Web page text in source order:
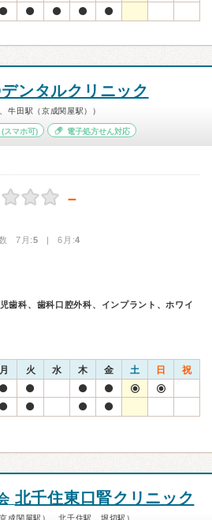
ンタルクリニック
牛田駅（京成関屋駅））
スマホ可) 電子処方せん対応
－
7月:5 | 6月:4
歯科、歯科口腔外科、インプラント、ホワイ
月 火 水 木 金 土 日 祝
北千住東口腎クリニック
成関屋駅）、北千住駅、堀切駅）